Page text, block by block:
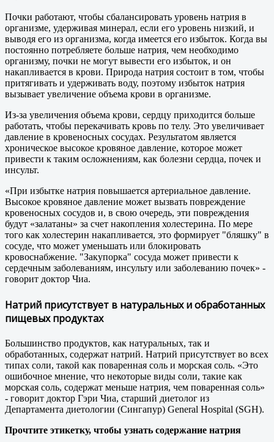
Почки работают, чтобы сбалансировать уровень натрия в
организме, удерживая минерал, если его уровень низкий, и
выводя его из организма, когда имеется его избыток. Когда вы
постоянно потребляете больше натрия, чем необходимо
организму, почки не могут вывести его избыток, и он
накапливается в крови. Природа натрия состоит в том, чтобы
притягивать и удерживать воду, поэтому избыток натрия
вызывает увеличение объема крови в организме.
Из-за увеличения объема крови, сердцу приходится больше
работать, чтобы перекачивать кровь по телу. Это увеличивает
давление в кровеносных сосудах. Результатом является
хроническое высокое кровяное давление, которое может
привести к таким осложнениям, как болезни сердца, почек и
инсульт.
«При избытке натрия повышается артериальное давление.
Высокое кровяное давление может вызвать повреждение
кровеносных сосудов и, в свою очередь, эти повреждения
будут «залатаны» за счет накопления холестерина. По мере
того как холестерин накапливается, это формирует "бляшку" в
сосуде, что может уменьшать или блокировать
кровоснабжение. "Закупорка" сосуда может привести к
сердечным заболеваниям, инсульту или заболеванию почек» -
говорит доктор Чиа.
Натрий присутствует в натуральных и обработанных
пищевых продуктах
Большинство продуктов, как натуральных, так и
обработанных, содержат натрий. Натрий присутствует во всех
типах соли, такой как поваренная соль и морская соль. «Это
ошибочное мнение, что некоторые виды соли, такие как
морская соль, содержат меньше натрия, чем поваренная соль»
- говорит доктор Гэри Чиа, старший диетолог из
Департамента диетологии (Сингапур) General Hospital (SGH).
Прочтите этикетку, чтобы узнать содержание натрия